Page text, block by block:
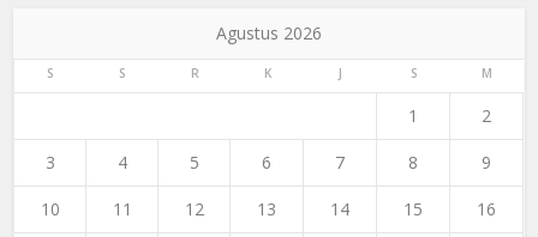
Agustus 2026
S S R K J S M
1 2
3 4 5 6 7 8 9
10 11 12 13 14 15 16